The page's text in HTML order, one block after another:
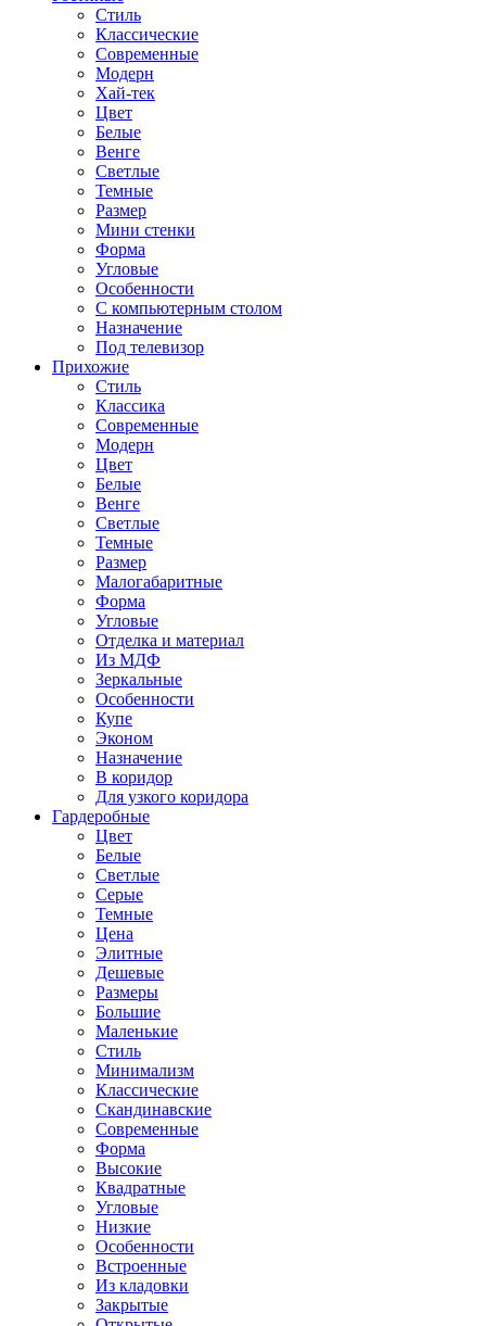
Стиль
Классические
Современные
Модерн
Хай-тек
Цвет
Белые
Венге
Светлые
Темные
Размер
Мини стенки
Форма
Угловые
Особенности
С компьютерным столом
Назначение
Под телевизор
Прихожие
Стиль
Классика
Современные
Модерн
Цвет
Белые
Венге
Светлые
Темные
Размер
Малогабаритные
Форма
Угловые
Отделка и материал
Из МДФ
Зеркальные
Особенности
Купе
Эконом
Назначение
В коридор
Для узкого коридора
Гардеробные
Цвет
Белые
Светлые
Серые
Темные
Цена
Элитные
Дешевые
Размеры
Большие
Маленькие
Стиль
Минимализм
Классические
Скандинавские
Современные
Форма
Высокие
Квадратные
Угловые
Низкие
Особенности
Встроенные
Из кладовки
Закрытые